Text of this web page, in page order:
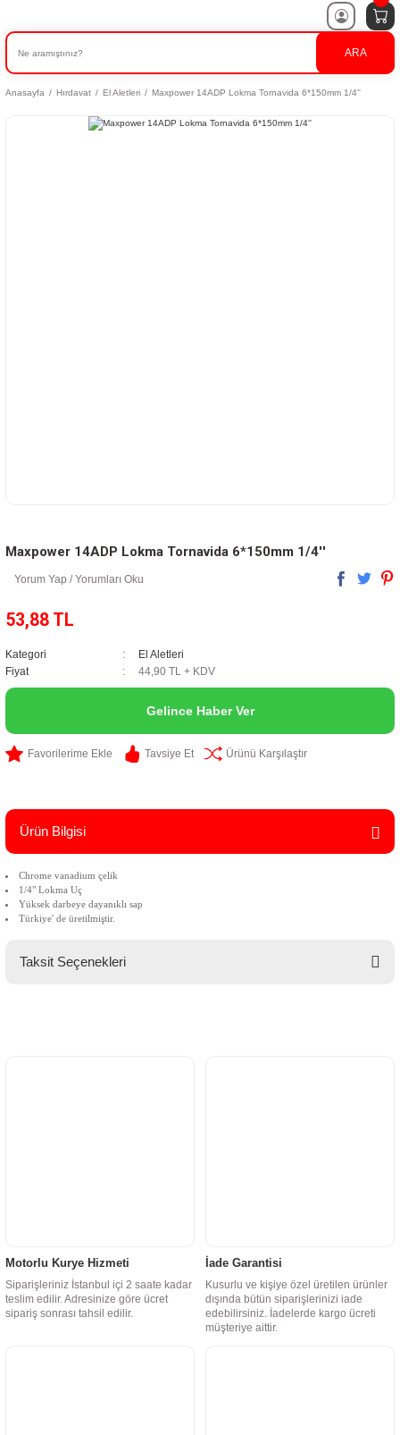
ARA
Anasayfa Hırdavat El Aletleri Maxpower 14ADP Lokma Tornavida 6*150mm 1/4''
Maxpower 14ADP Lokma Tornavida 6*150mm 1/4''
Yorum Yap / Yorumları Oku
53,88 TL
Kategori
El Aletleri
Fiyat
44,90 TL + KDV
Gelince Haber Ver
Tavsiye Et Ürünü Karşılaştır
Ürün Bilgisi
Chrome vanadium çelik
1/4" Lokma Uç
Yüksek darbeye dayanıklı sap
Türkiye' de üretilmiştir.
Taksit Seçenekleri
Motorlu Kurye Hizmeti
Siparişleriniz İstanbul içi 2 saate kadar
teslim edilir. Adresinize göre ücret
sipariş sonrası tahsil edilir.
İade Garantisi
Kusurlu ve kişiye özel üretilen ürünler
dışında bütün siparişlerinizi iade
edebilirsiniz. İadelerde kargo ücreti
müşteriye aittir.